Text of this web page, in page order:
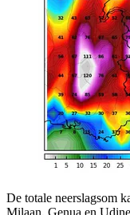
De totale neerslagsom